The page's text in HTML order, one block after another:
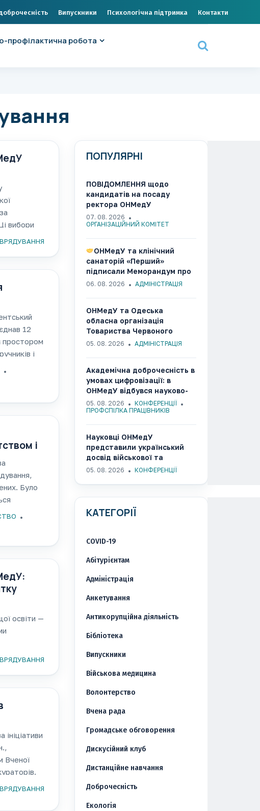
Випускники Психологічна підтримка Контакти
профілактична робота
вибори
12
простором
і
і
Було
освіти —
Вченої
ПОПУЛЯРНІ
ПОВІДОМЛЕННЯ щодо
кандидатів на посаду
ректора ОНМедУ
07. 08. 2026
ОРГАНІЗАЦІЙНИЙ КОМІТЕТ
ОНМедУ та клінічний
санаторій «Перший»
підписали Меморандум про
співпрацю
06. 08. 2026 АДМІНІСТРАЦІЯ
ОНМедУ та Одеська
обласна організація
Товариства Червоного
Хреста України об’єднали
соціальних ініціатив
05. 08. 2026 АДМІНІСТРАЦІЯ
Академічна доброчесність в
умовах цифровізації: в
ОНМедУ відбувся науково-
методичний семінар
05. 08. 2026
КОНФЕРЕНЦІЇ
ПРОФСПІЛКА ПРАЦІВНИКІВ
Науковці ОНМедУ
представили український
досвід військової та
реконструктивної хірургії на
05. 08. 2026 КОНФЕРЕНЦІЇ
КАТЕГОРІЇ
COVID-19
Абітурієнтам
Адміністрація
Анкетування
Антикорупційна діяльність
Бібліотека
Випускники
Військова медицина
Волонтерство
Вчена рада
Громадське обговорення
Дискусійний клуб
Дистанційне навчання
Доброчесність
Екологія